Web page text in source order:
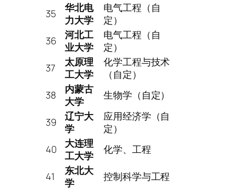
35
华北电
力大学
电气工程（自
定）
36
河北工
业大学
电气工程（自
定）
37
太原理
工大学
化学工程与技术
（自定）
38
内蒙古
大学
生物学（自定）
39
辽宁大
学
应用经济学（自
定）
40
大连理
工大学
化学、工程
41
东北大
学
控制科学与工程